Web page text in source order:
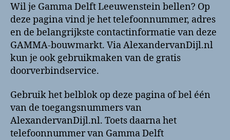
Wil je Gamma Delft Leeuwenstein bellen? Op
deze pagina vind je het telefoonnummer, adres
en de belangrijkste contactinformatie van deze
GAMMA-bouwmarkt. Via AlexandervanDijl.nl
kun je ook gebruikmaken van de gratis
doorverbindservice.
Gebruik het belblok op deze pagina of bel één
van de toegangsnummers van
AlexandervanDijl.nl. Toets daarna het
telefoonnummer van Gamma Delft